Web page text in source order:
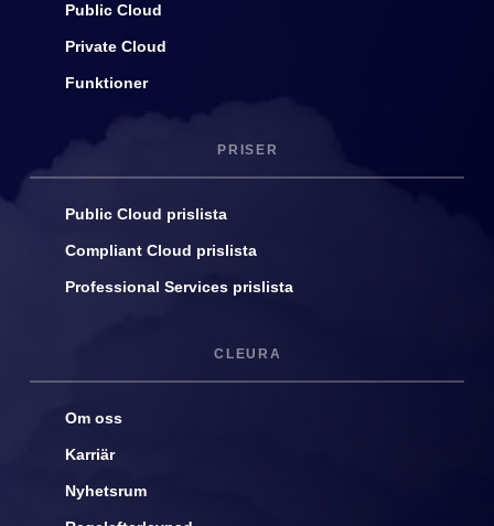
Public Cloud
Private Cloud
Funktioner
PRISER
Public Cloud prislista
Compliant Cloud prislista
Professional Services prislista
CLEURA
Om oss
Karriär
Nyhetsrum